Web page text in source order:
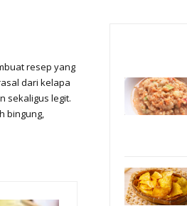
resep yang
dari kelapa
sekaligus legit.
bingung,